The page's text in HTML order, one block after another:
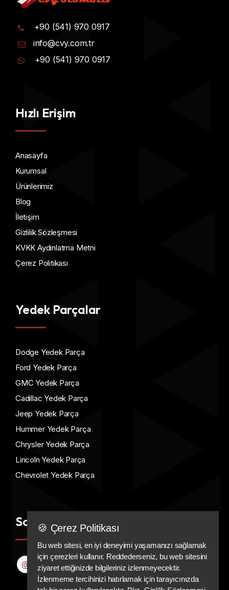
+90 (541) 970 0917
info@cvy.com.tr
+90 (541) 970 0917
Hızlı Erişim
Anasayfa
Kurumsal
Ürünlerimiz
Blog
İletişim
Gizlilik Sözleşmesi
KVKK Aydınlatma Metni
Çerez Politikası
Yedek Parçalar
Dodge Yedek Parça
Ford Yedek Parça
GMC Yedek Parça
Cadillac Yedek Parça
Jeep Yedek Parça
Hummer Yedek Parça
Chrysler Yedek Parça
Lincoln Yedek Parça
Chevrolet Yedek Parça
Sosyal Medya
🍪 Çerez Politikası
Bu web sitesi, en iyi deneyimi yaşamanızı sağlamak
için çerezleri kullanır. Reddederseniz, bu web sitesini
ziyaret ettiğinizde bilgileriniz izlenmeyecektir.
İzlenmeme tercihinizi hatırlamak için tarayıcınızda